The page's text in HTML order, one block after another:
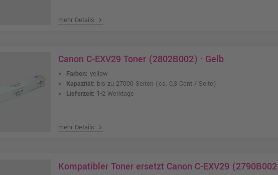
mehr Details chevron_right
Canon C-EXV29 Toner (2802B002) · Gelb
Farben: yellow
Kapazität: bis zu 27000 Seiten (ca. 0,3 Cent / Seite)
Lieferzeit: 1-2 Werktage
mehr Details chevron_right
Kompatibler Toner ersetzt Canon C-EXV29